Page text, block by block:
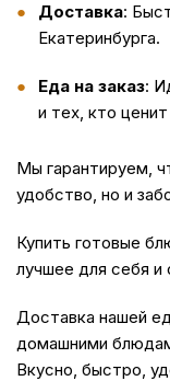
Доставка:
Екатеринбурга.
Еда на заказ:
и тех, кто
Мы гарантируем,
удобство, но и
Купить готовые
лучшее для себя и
Доставка нашей
домашними
Вкусно, быстро,